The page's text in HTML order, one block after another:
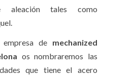
aleación tales como
empresa de mechanized
os nombraremos las
que tiene el acero